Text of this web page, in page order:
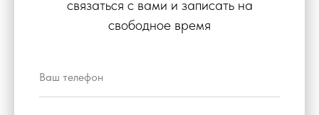
связаться с вами и записать на
свободное время